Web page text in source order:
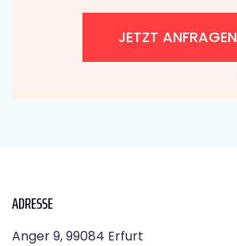
JETZT ANFRAGEN
ADRESSE
Anger 9, 99084 Erfurt